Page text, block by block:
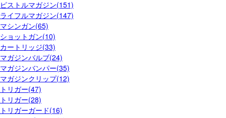
ピストルマガジン(151)
ライフルマガジン(147)
マシンガン(65)
ショットガン(10)
カートリッジ(33)
マガジンバルブ(24)
マガジンバンパー(35)
マガジンクリップ(12)
トリガー(47)
トリガー(28)
トリガーガード(16)